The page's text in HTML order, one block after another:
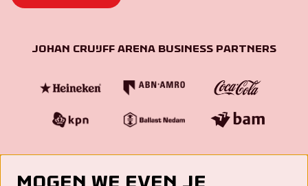
Johan Cruijff ArenA Business Partners